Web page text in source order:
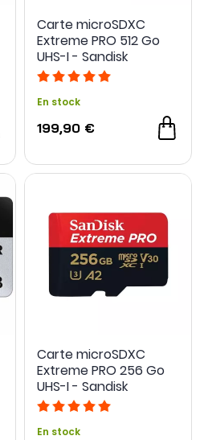
Carte microSDXC
Extreme PRO 512 Go
UHS-I - Sandisk
En stock
199,90 €
Carte microSDXC
Extreme PRO 256 Go
UHS-I - Sandisk
En stock